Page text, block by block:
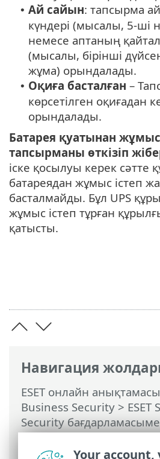
Навигация
ESET онлайн анықтамасы
Business Security > ESET
Security
>Құралдар>
терезелері -
• Ай сайын: тапсырма
күндері (мысалы, 5-ші
немесе аптаның
(мысалы, бірінші
жұма) орындалады.
• Оқиға басталған –
көрсетілген оқиғадан
орындалады.
Батарея қуатынан жұмыс
тапсырманы өткізіп
іске қосылуы керек сәтте
батареядан жұмыс істеп
басталмайды. Бұл UPS
жұмыс істеп тұрған
қатысты.
Your account,